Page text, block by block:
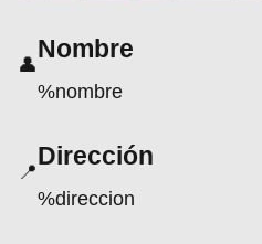
👤
Nombre
%nombre
📍
Dirección
%direccion